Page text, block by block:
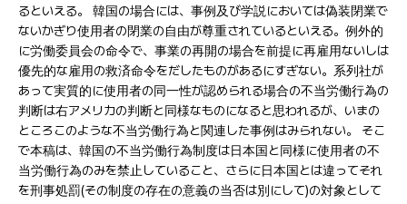
るといえる。 韓国の場合には、事例及び学説においては偽装閉業で
ないかぎり使用者の閉業の自由が尊重されているといえる。例外的
に労働委員会の命令で、事業の再開の場合を前提に再雇用ないしは
優先的な雇用の救済命令をだしたものがあるにすぎない。系列社が
あって実質的に使用者の同一性が認められる場合の不当労働行為の
判断は右アメリカの判断と同様なものになると思われるが、いまの
ところこのような不当労働行為と関連した事例はみられない。 そこ
で本稿は、韓国の不当労働行為制度は日本国と同様に使用者の不
当労働行為のみを禁止していること、さらに日本国とは違ってそれ
を刑事処罰(その制度の存在の意義の当否は別にして)の対象として